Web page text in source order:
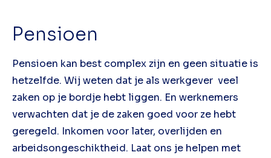
Pensioen
Pensioen kan best complex zijn en geen situatie is
hetzelfde. Wij weten dat je als werkgever veel
zaken op je bordje hebt liggen. En werknemers
verwachten dat je de zaken goed voor ze hebt
geregeld. Inkomen voor later, overlijden en
arbeidsongeschiktheid. Laat ons je helpen met